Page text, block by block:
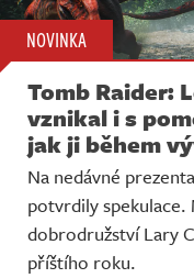
NOVINKA
Tomb Raider:
vznikal i s
jak ji během
Na nedávné
potvrdily
dobrodružství Lary
příštího roku.